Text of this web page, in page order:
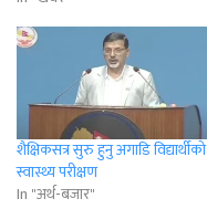
शैक्षिकसत्र सुरु हुनु अगाडि विद्यार्थीको
स्वास्थ्य परीक्षण
In "अर्थ-बजार"